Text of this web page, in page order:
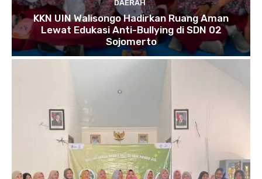
DAERAH
KKN UIN Walisongo Hadirkan Ruang Aman
Lewat Edukasi Anti-Bullying di SDN 02
Sojomerto